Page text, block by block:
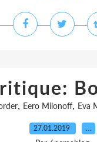
, Eero Milonoff, Eva
27.01.2019 …